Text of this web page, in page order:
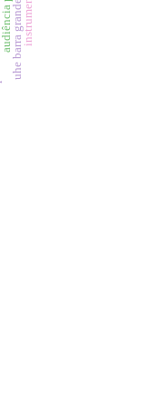
uhe barra grande.instrumentos